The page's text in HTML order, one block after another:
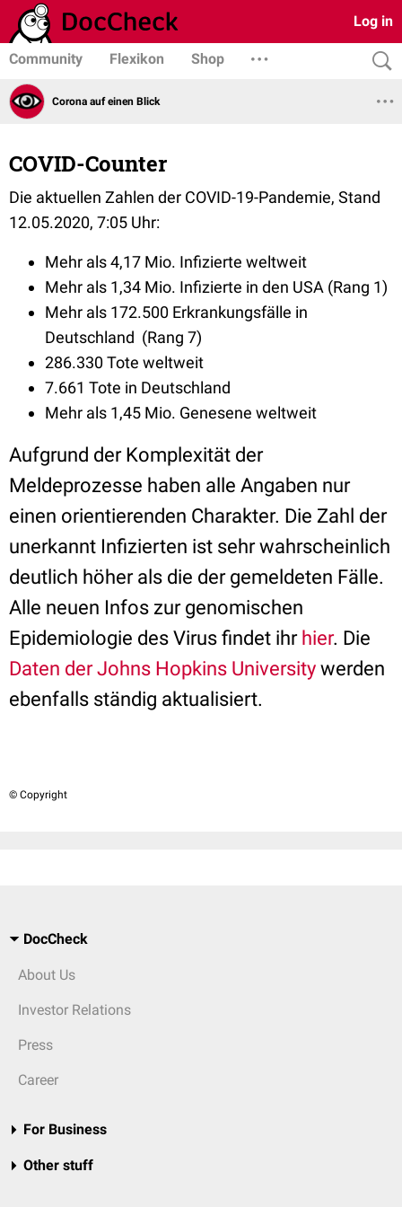
Log in
Community Flexikon Shop
Corona auf einen Blick
COVID-Counter
Die aktuellen Zahlen der COVID-19-Pandemie, Stand
12.05.2020, 7:05 Uhr:
Mehr als 4,17 Mio. Infizierte weltweit
Mehr als 1,34 Mio. Infizierte in den USA (Rang 1)
Mehr als 172.500 Erkrankungsfälle in
Deutschland (Rang 7)
286.330 Tote weltweit
7.661 Tote in Deutschland
Mehr als 1,45 Mio. Genesene weltweit
Aufgrund der Komplexität der
Meldeprozesse haben alle Angaben nur
einen orientierenden Charakter. Die Zahl der
unerkannt Infizierten ist sehr wahrscheinlich
deutlich höher als die der gemeldeten Fälle.
Alle neuen Infos zur genomischen
Epidemiologie des Virus findet ihr hier. Die
Daten der Johns Hopkins University werden
ebenfalls ständig aktualisiert.
© Copyright
DocCheck
About Us
Investor Relations
Press
Career
For Business
Other stuff